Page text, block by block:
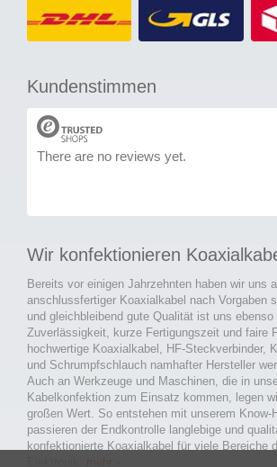
Kundenstimmen
There are no reviews yet.
Wir konfektionieren
Bereits vor einigen Jahrzehnten haben wir uns
anschlussfertiger Koaxialkabel nach Vorgaben
und gleichbleibend gute Qualität ist uns
Zuverlässigkeit, kurze Fertigungszeit und faire
hochwertige Koaxialkabel, HF-Steckverbinder,
und Schrumpfschlauch namhafter Hersteller
Auch an Werkzeuge und Maschinen, die in
Kabelkonfektion zum Einsatz kommen, legen
großen Wert. So entstehen mit unserem Know-
passieren der Endkontrolle langlebige und
konfektionierte Koaxialkabel für viele Bereiche